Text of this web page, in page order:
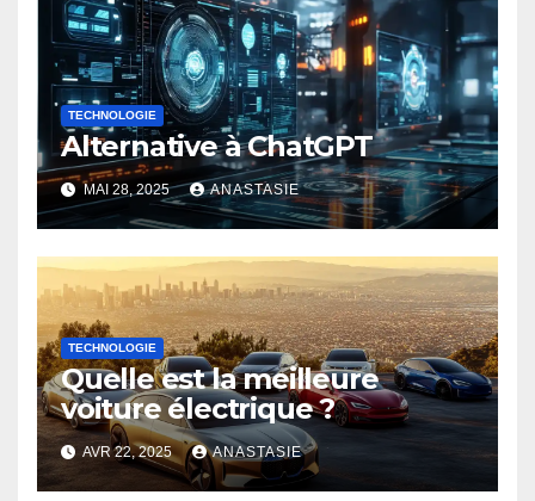
TECHNOLOGIE
Alternative à ChatGPT
MAI 28, 2025 ANASTASIE
TECHNOLOGIE
Quelle est la meilleure
voiture électrique ?
AVR 22, 2025 ANASTASIE